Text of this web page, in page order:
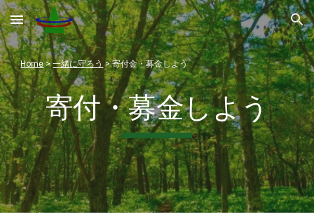
Skip to main content Skip to navigation
Home>一緒に守ろう > 寄付金・募金しよう
寄付・募金しよう